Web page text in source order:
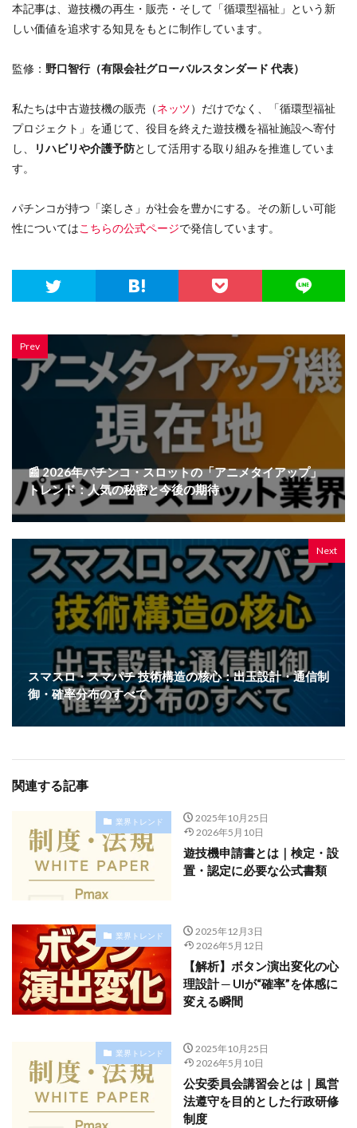
本記事は、遊技機の再生・販売・そして「循環型福祉」という新
しい価値を追求する知見をもとに制作しています。
監修： 野口智行（有限会社グローバルスタンダード 代表）
私たちは中古遊技機の販売（ネッツ）だけでなく、「循環型福祉
プロジェクト」を通じて、役目を終えた遊技機を福祉施設へ寄付
し、
リハビリや介護予防として活用する取り組みを推進していま
す。
パチンコが持つ「楽しさ」が社会を豊かにする。その新しい可能
性についてはこちらの公式ページで発信しています。
Prev
📰 2026年パチンコ・スロットの「アニメタイアップ」
トレンド：人気の秘密と今後の期待
Next
スマスロ・スマパチ 技術構造の核心：出玉設計・通信制
御・確率分布のすべて
関連する記事
業界トレンド
2025年10月25日
2026年5月10日
遊技機申請書とは｜検定・設
置・認定に必要な公式書類
業界トレンド
2025年12月3日
2026年5月12日
【解析】ボタン演出変化の心
理設計 ─ UIが“確率”を体感に
変える瞬間
業界トレンド
2025年10月25日
2026年5月10日
公安委員会講習会とは｜風営
法遵守を目的とした行政研修
制度